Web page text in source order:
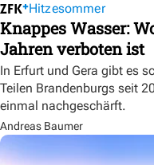
Hitzesommer
Knappes Wasser:
Jahren verboten ist
In Erfurt und Gera gibt es
Teilen Brandenburgs seit
einmal nachgeschärft.
Andreas Baumer